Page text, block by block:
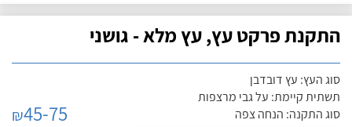
התקנת פרקט עץ, עץ מלא - גושני
סוג העץ: עץ דובדבן
תשתית קיימת: על גבי מרצפות
סוג התקנה: הנחה צפה
₪45-75